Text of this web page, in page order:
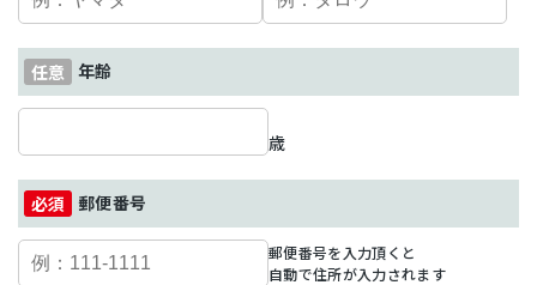
年齢
歳
郵便番号
郵便番号を入力頂くと
自動で住所が入力されます